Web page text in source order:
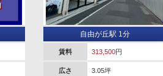
自由が丘駅 1分
賃料 313,500円
広さ 3.05坪